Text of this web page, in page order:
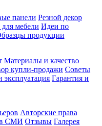
панели Резной декор
мебели Идеи по
продукции
Материалы и качество
купли-продажи Советы
эксплуатация Гарантия и
Авторские права
СМИ Отзывы Галерея